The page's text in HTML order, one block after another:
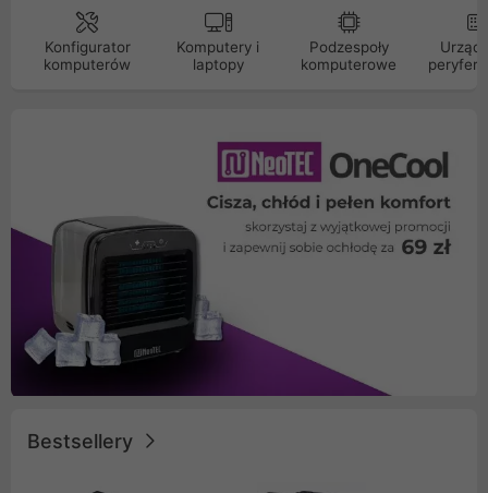
Konfigurator
komputerów
Komputery i
laptopy
Podzespoły
komputerowe
Bestsellery